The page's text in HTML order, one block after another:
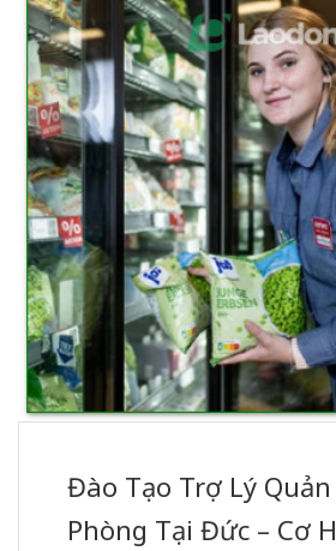
Đào Tạo Trợ Lý Quản
Phòng Tại Đức – Cơ